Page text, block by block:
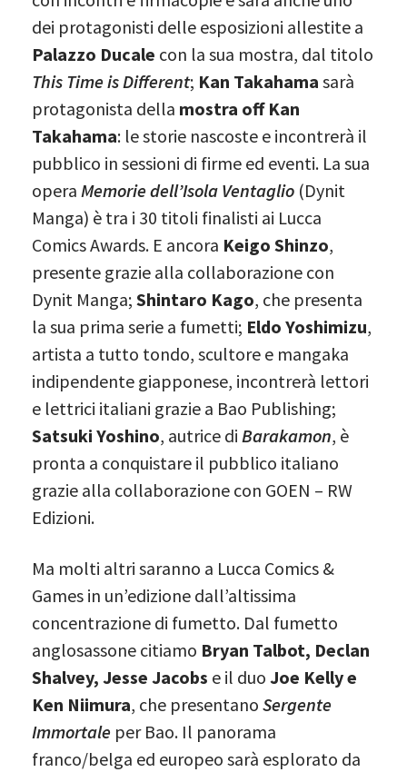
dei protagonisti delle esposizioni allestite a
Palazzo Ducale con la sua mostra, dal titolo
This Time is Different; Kan Takahama sarà
protagonista della mostra off Kan
Takahama: le storie nascoste e incontrerà il
pubblico in sessioni di firme ed eventi. La sua
opera Memorie dell’Isola Ventaglio (Dynit
Manga) è tra i 30 titoli finalisti ai Lucca
Comics Awards. E ancora Keigo Shinzo,
presente grazie alla collaborazione con
Dynit Manga; Shintaro Kago, che presenta
la sua prima serie a fumetti; Eldo Yoshimizu,
artista a tutto tondo, scultore e mangaka
indipendente giapponese, incontrerà lettori
e lettrici italiani grazie a Bao Publishing;
Satsuki Yoshino, autrice di Barakamon, è
pronta a conquistare il pubblico italiano
grazie alla collaborazione con GOEN – RW
Edizioni.
Ma molti altri saranno a Lucca Comics &
Games in un’edizione dall’altissima
concentrazione di fumetto. Dal fumetto
anglosassone citiamo Bryan Talbot, Declan
Shalvey, Jesse Jacobs e il duo Joe Kelly e
Ken Niimura, che presentano Sergente
Immortale per Bao. Il panorama
franco/belga ed europeo sarà esplorato da